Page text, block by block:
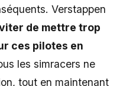
Verstappen
de mettre trop
ces pilotes en
les simracers ne
tout en maintenant